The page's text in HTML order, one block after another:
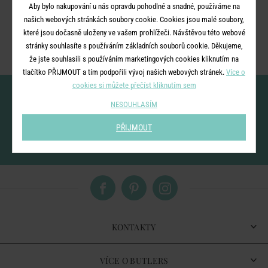
Ale nezoufejte, připravili jsme pro vás rozcestník nejbližších
kategorií.
Nenechte si ujít novinky!
vložením e-mailu souhlasíte sezpracováním osobních údajůpro zasílání našeho
KONTAKTY
VÍCE O BUTLERS
Aby bylo nakupování u nás opravdu pohodlné a snadné, používáme na
našich webových stránkách soubory cookie. Cookies jsou malé soubory,
které jsou dočasně uloženy ve vašem prohlížeči. Návštěvou této webové
stránky souhlasíte s používáním základních souborů cookie. Děkujeme,
že jste souhlasili s používáním marketingových cookies kliknutím na
tlačítko PŘIJMOUT a tím podpořili vývoj našich webových stránek. Více o
cookies si můžete přečíst kliknutím sem
NESOUHLASÍM
PŘIJMOUT